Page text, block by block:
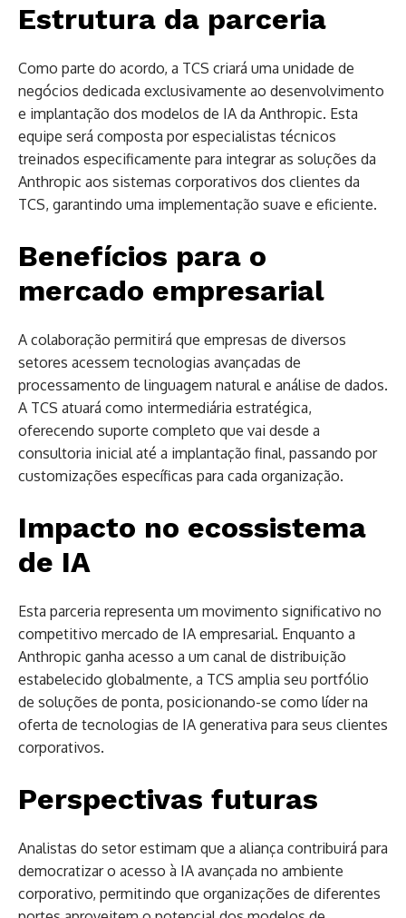
Estrutura da parceria
Como parte do acordo, a TCS criará uma unidade de
negócios dedicada exclusivamente ao desenvolvimento
e implantação dos modelos de IA da Anthropic. Esta
equipe será composta por especialistas técnicos
treinados especificamente para integrar as soluções da
Anthropic aos sistemas corporativos dos clientes da
TCS, garantindo uma implementação suave e eficiente.
Benefícios para o
mercado empresarial
A colaboração permitirá que empresas de diversos
setores acessem tecnologias avançadas de
processamento de linguagem natural e análise de dados.
A TCS atuará como intermediária estratégica,
oferecendo suporte completo que vai desde a
consultoria inicial até a implantação final, passando por
customizações específicas para cada organização.
Impacto no ecossistema
de IA
Esta parceria representa um movimento significativo no
competitivo mercado de IA empresarial. Enquanto a
Anthropic ganha acesso a um canal de distribuição
estabelecido globalmente, a TCS amplia seu portfólio
de soluções de ponta, posicionando-se como líder na
oferta de tecnologias de IA generativa para seus clientes
corporativos.
Perspectivas futuras
Analistas do setor estimam que a aliança contribuirá para
democratizar o acesso à IA avançada no ambiente
corporativo, permitindo que organizações de diferentes